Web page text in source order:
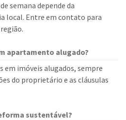
semana depende da
local. Entre em contato para
apartamento alugado?
em imóveis alugados, sempre
do proprietário e as cláusulas
sustentável?